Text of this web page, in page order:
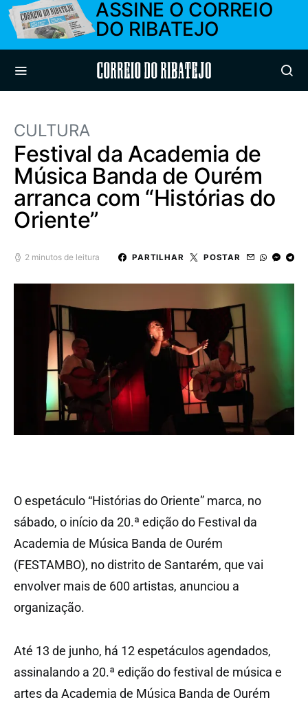
ASSINE O CORREIO
DO RIBATEJO
Correio do Ribatejo
CULTURA
Festival da Academia de
Música Banda de Ourém
arranca com “Histórias do
Oriente”
2 minutos de leitura PARTILHAR POSTAR
O espetáculo “Histórias do Oriente” marca, no
sábado, o início da 20.ª edição do Festival da
Academia de Música Banda de Ourém
(FESTAMBO), no distrito de Santarém, que vai
envolver mais de 600 artistas, anunciou a
organização.
Até 13 de junho, há 12 espetáculos agendados,
assinalando a 20.ª edição do festival de música e
artes da Academia de Música Banda de Ourém